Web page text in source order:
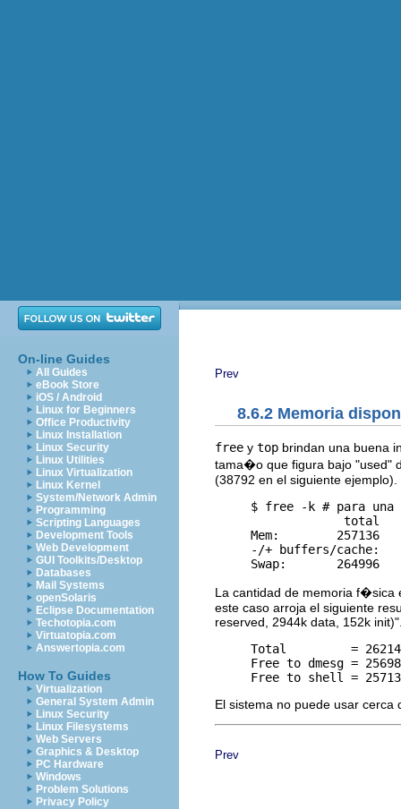
On-line Guides
All Guides
eBook Store
iOS / Android
Linux for Beginners
Office Productivity
Linux Installation
Linux Security
Linux Utilities
Linux Virtualization
Linux Kernel
System/Network Admin
Programming
Scripting Languages
Development Tools
Web Development
GUI Toolkits/Desktop
Databases
Mail Systems
openSolaris
Eclipse Documentation
Techotopia.com
Virtuatopia.com
Answertopia.com
How To Guides
Virtualization
General System Admin
Linux Security
Linux Filesystems
Web Servers
Graphics & Desktop
PC Hardware
Windows
Problem Solutions
Privacy Policy
Prev
8.6.2 Memoria
free y top brindan una buena
tama�o que figura bajo "used"
(38792 en el siguiente ejemplo).
$ free -k # para una
total
Mem:        257136
-/+ buffers/cache:
La cantidad de memoria f�sica
este caso arroja el siguiente
reserved, 2944k data, 152k
Total         =
Free to dmesg =
El sistema no puede usar cerca
Prev